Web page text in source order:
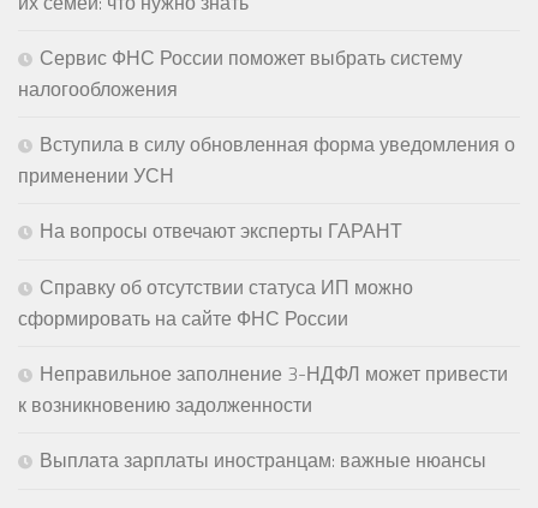
Сервис ФНС России поможет выбрать систему
налогообложения
Вступила в силу обновленная форма уведомления о
применении УСН
На вопросы отвечают эксперты ГАРАНТ
Справку об отсутствии статуса ИП можно
сформировать на сайте ФНС России
Неправильное заполнение 3-НДФЛ может привести
к возникновению задолженности
Выплата зарплаты иностранцам: важные нюансы